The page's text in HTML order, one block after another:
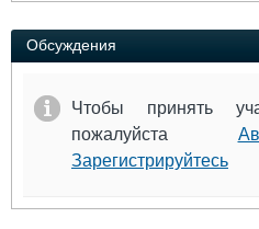
Обсуждения
Чтобы принять
пожалуйста
Зарегистрируйтесь